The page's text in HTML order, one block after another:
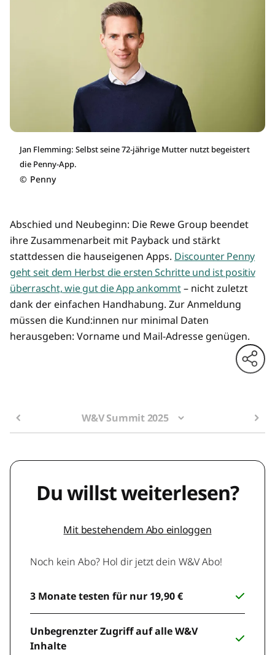
Jan Flemming: Selbst seine 72-jährige Mutter nutzt begeistert
die Penny-App.
© Penny
Abschied und Neubeginn: Die Rewe Group beendet
ihre Zusammenarbeit mit Payback und stärkt
stattdessen die hauseigenen Apps. Discounter Penny
geht seit dem Herbst die ersten Schritte und ist positiv
überrascht, wie gut die App ankommt– nicht zuletzt
dank der einfachen Handhabung. Zur Anmeldung
müssen die Kund:innen nur minimal Daten
herausgeben: Vorname und Mail-Adresse genügen.
W&V Summit 2025
Du willst weiterlesen?
Mit bestehendem Abo einloggen
Noch kein Abo? Hol dir jetzt dein W&V Abo!
3 Monate testen für nur 19,90 €
Unbegrenzter Zugriff auf alle W&V
Inhalte